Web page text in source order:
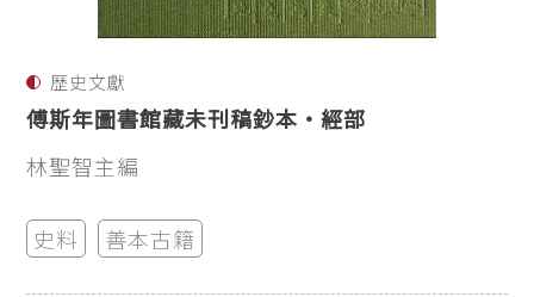
歷史文獻
傅斯年圖書館藏未刊稿鈔本・經部
林聖智主編
史料 善本古籍